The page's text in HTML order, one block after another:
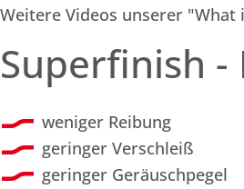
Weitere Videos unserer "What
Superfinish -
weniger Reibung
geringer Verschleiß
geringer Geräuschpegel